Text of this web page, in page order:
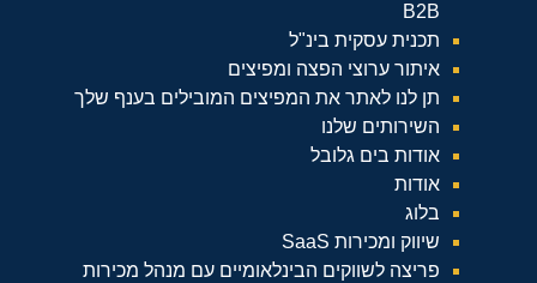
B2B
תכנית עסקית בינ"ל
איתור ערוצי הפצה ומפיצים
תן לנו לאתר את המפיצים המובילים בענף שלך
השירותים שלנו
אודות בים גלובל
אודות
בלוג
שיווק ומכירות SaaS
פריצה לשווקים הבינלאומיים עם מנהל מכירות